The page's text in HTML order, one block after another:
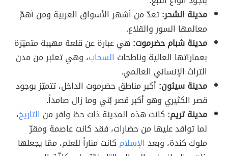
مدينة الشحر:تعدّ من أشهر الأسواق العربية ومن أهمّ
معالمها السور والقلاع.
مدينة شبام حضرموت: هي عبارة عن قلعة مهيبة متميّزة
بعماراتها العالية وناطحات السحاب، وهي تعتبر من مدن
التراث الإنساني العالمي.
مدينة سيئون: أكبر مناطق حضرموت الداخل، تتميّز بوجود
قصر الكثيري وهو أكبر قصر بُني وما زال صامداً.
مدينة تريم: كانت هذه المدينة ذات حظ وافر من التاريخ،
لما توافد عليها من حضارات، فقد كانت عاصمة ومقرّ
ملوك كندة، وبعد الإسلام كانت مناراً للعلم، ممّا يجعلها